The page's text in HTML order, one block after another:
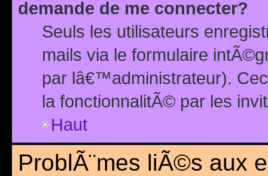
demande de me connecter?
Seuls les utilisateurs
mails via le formulaire
par lâ€™administrateur).
la fonctionnalitÃ© par les
Haut
ProblÃ¨mes liÃ©s aux